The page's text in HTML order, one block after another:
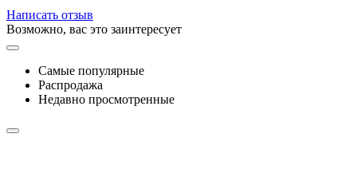
Написать отзыв
Возможно, вас это заинтересует
Самые популярные
Распродажа
Недавно просмотренные